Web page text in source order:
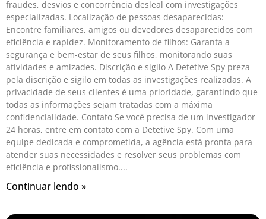
fraudes, desvios e concorrência desleal com investigações
especializadas. Localização de pessoas desaparecidas:
Encontre familiares, amigos ou devedores desaparecidos com
eficiência e rapidez. Monitoramento de filhos: Garanta a
segurança e bem-estar de seus filhos, monitorando suas
atividades e amizades. Discrição e sigilo A Detetive Spy preza
pela discrição e sigilo em todas as investigações realizadas. A
privacidade de seus clientes é uma prioridade, garantindo que
todas as informações sejam tratadas com a máxima
confidencialidade. Contato Se você precisa de um investigador
24 horas, entre em contato com a Detetive Spy. Com uma
equipe dedicada e comprometida, a agência está pronta para
atender suas necessidades e resolver seus problemas com
eficiência e profissionalismo.
Continuar lendo »